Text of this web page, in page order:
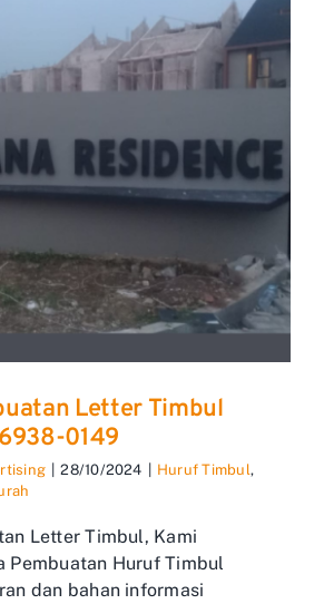
Letter Timbul
0149
28/10/2024 Huruf Timbul,
Letter Timbul, Kami
Pembuatan Huruf Timbul
dan bahan informasi